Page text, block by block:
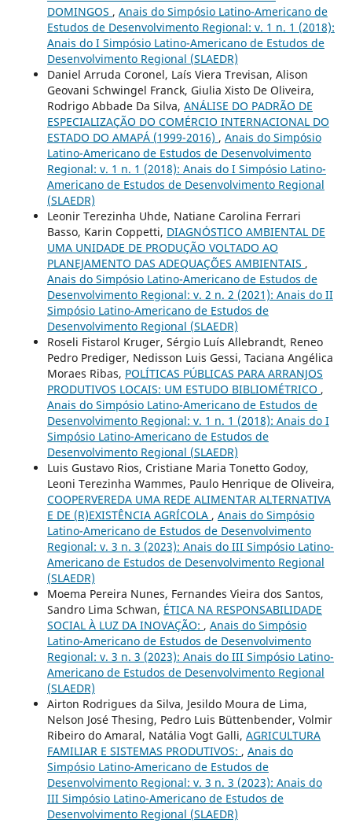
DOMINGOS , Anais do Simpósio Latino-Americano de
Estudos de Desenvolvimento Regional: v. 1 n. 1 (2018):
Anais do I Simpósio Latino-Americano de Estudos de
Desenvolvimento Regional (SLAEDR)
Daniel Arruda Coronel, Laís Viera Trevisan, Alison
Geovani Schwingel Franck, Giulia Xisto De Oliveira,
Rodrigo Abbade Da Silva, ANÁLISE DO PADRÃO DE
ESPECIALIZAÇÃO DO COMÉRCIO INTERNACIONAL DO
ESTADO DO AMAPÁ (1999-2016) , Anais do Simpósio
Latino-Americano de Estudos de Desenvolvimento
Regional: v. 1 n. 1 (2018): Anais do I Simpósio Latino-
Americano de Estudos de Desenvolvimento Regional
(SLAEDR)
Leonir Terezinha Uhde, Natiane Carolina Ferrari
Basso, Karin Coppetti, DIAGNÓSTICO AMBIENTAL DE
UMA UNIDADE DE PRODUÇÃO VOLTADO AO
PLANEJAMENTO DAS ADEQUAÇÕES AMBIENTAIS ,
Anais do Simpósio Latino-Americano de Estudos de
Desenvolvimento Regional: v. 2 n. 2 (2021): Anais do II
Simpósio Latino-Americano de Estudos de
Desenvolvimento Regional (SLAEDR)
Roseli Fistarol Kruger, Sérgio Luís Allebrandt, Reneo
Pedro Prediger, Nedisson Luis Gessi, Taciana Angélica
Moraes Ribas, POLÍTICAS PÚBLICAS PARA ARRANJOS
PRODUTIVOS LOCAIS: UM ESTUDO BIBLIOMÉTRICO ,
Anais do Simpósio Latino-Americano de Estudos de
Desenvolvimento Regional: v. 1 n. 1 (2018): Anais do I
Simpósio Latino-Americano de Estudos de
Desenvolvimento Regional (SLAEDR)
Luis Gustavo Rios, Cristiane Maria Tonetto Godoy,
Leoni Terezinha Wammes, Paulo Henrique de Oliveira,
COOPERVEREDA UMA REDE ALIMENTAR ALTERNATIVA
E DE (R)EXISTÊNCIA AGRÍCOLA , Anais do Simpósio
Latino-Americano de Estudos de Desenvolvimento
Regional: v. 3 n. 3 (2023): Anais do III Simpósio Latino-
Americano de Estudos de Desenvolvimento Regional
(SLAEDR)
Moema Pereira Nunes, Fernandes Vieira dos Santos,
Sandro Lima Schwan, ÉTICA NA RESPONSABILIDADE
SOCIAL À LUZ DA INOVAÇÃO: , Anais do Simpósio
Latino-Americano de Estudos de Desenvolvimento
Regional: v. 3 n. 3 (2023): Anais do III Simpósio Latino-
Americano de Estudos de Desenvolvimento Regional
(SLAEDR)
Airton Rodrigues da Silva, Jesildo Moura de Lima,
Nelson José Thesing, Pedro Luis Büttenbender, Volmir
Ribeiro do Amaral, Natália Vogt Galli, AGRICULTURA
FAMILIAR E SISTEMAS PRODUTIVOS: , Anais do
Simpósio Latino-Americano de Estudos de
Desenvolvimento Regional: v. 3 n. 3 (2023): Anais do
III Simpósio Latino-Americano de Estudos de
Desenvolvimento Regional (SLAEDR)